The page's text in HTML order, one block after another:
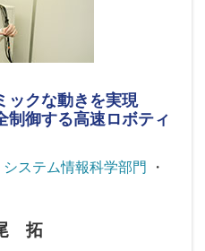
ックな動きを実現
制御する高速ロボティ
システム情報科学部門
・
拓